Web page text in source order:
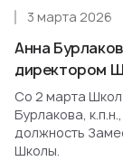
Анна
директором
3 марта 2026
Со 2 марта
Бурлакова,
должность
Школы.